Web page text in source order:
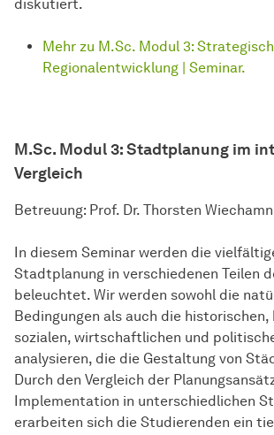
diskutiert.
Mehr zu M.Sc. Modul 3:
Regionalentwicklung | Seminar.
M.Sc. Modul 3: Stadtplanung im
Vergleich
Betreuung: Prof. Dr. Thorsten
In diesem Seminar werden die
Stadtplanung in verschiedenen Teilen
beleuchtet. Wir werden sowohl die
Bedingungen als auch die
sozialen, wirtschaftlichen und
analysieren, die die Gestaltung von
Durch den Vergleich der
Implementation in unterschiedlichen
erarbeiten sich die Studierenden ein